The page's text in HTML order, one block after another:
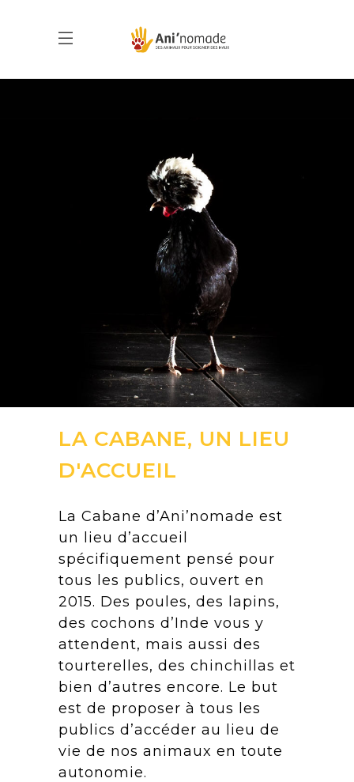
LA CABANE, UN LIEU
D'ACCUEIL
La Cabane d’Ani’nomade est
un lieu d’accueil
spécifiquement pensé pour
tous les publics, ouvert en
2015. Des poules, des lapins,
des cochons d’Inde vous y
attendent, mais aussi des
tourterelles, des chinchillas et
bien d’autres encore. Le but
est de proposer à tous les
publics d’accéder au lieu de
vie de nos animaux en toute
autonomie.